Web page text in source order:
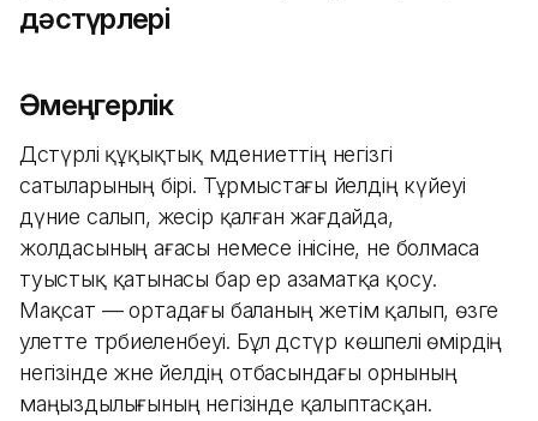
дәстүрлері
Әмеңгерлік
Дәстүрлі құқықтық мәдениеттің негізгі
сатыларының бірі. Тұрмыстағы әйелдің күйеуі
дүние салып, жесір қалған жағдайда,
жолдасының ағасы немесе інісіне, не болмаса
туыстық қатынасы бар ер азаматқа қосу.
Мақсат — ортадағы баланың жетім қалып, өзге
әулетте тәрбиеленбеуі. Бұл дәстүр көшпелі өмірдің
негізінде және әйелдің отбасындағы орнының
маңыздылығының негізінде қалыптасқан.